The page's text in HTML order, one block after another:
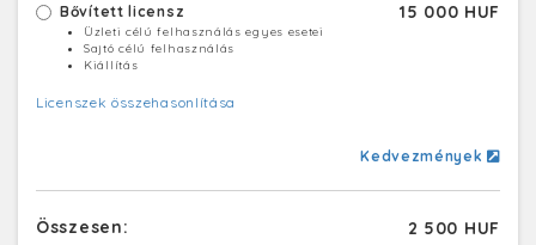
Bővített licensz 15 000 HUF
Üzleti célú felhasználás egyes esetei
Sajtó célú felhasználás
Kiállítás
Licenszek összehasonlítása
Kedvezmények
Összesen: 2 500 HUF